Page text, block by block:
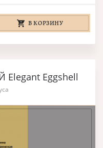
В КОРЗИНУ
Eggshell